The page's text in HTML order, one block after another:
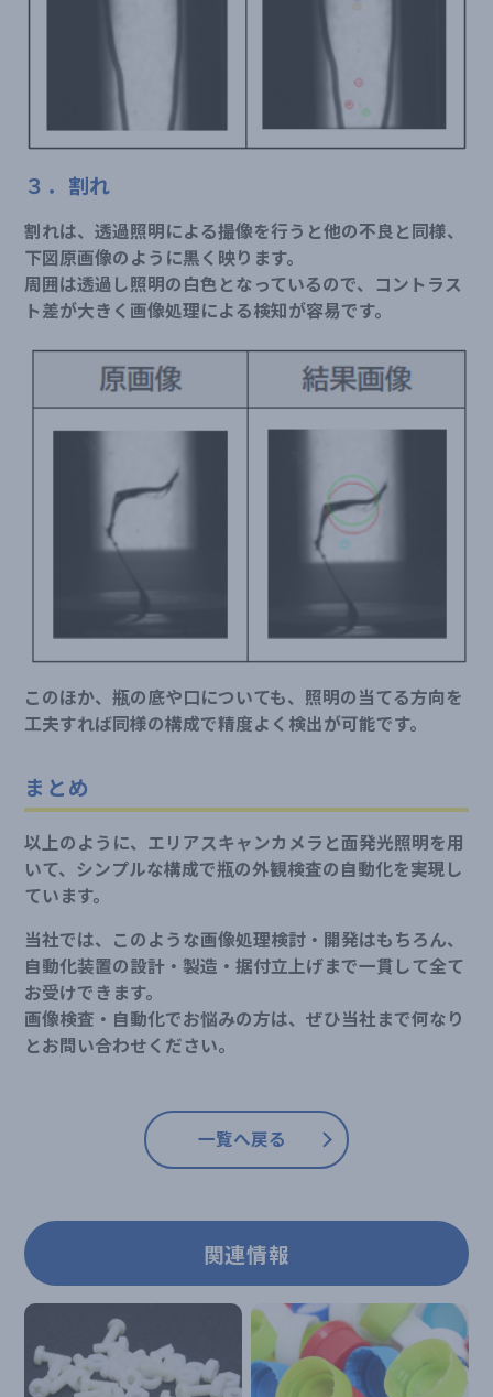
３．割れ
割れは、透過照明による撮像を行うと他の不良と同様、
下図原画像のように黒く映ります。
周囲は透過し照明の白色となっているので、コントラス
ト差が大きく画像処理による検知が容易です。
このほか、瓶の底や口についても、照明の当てる方向を
工夫すれば同様の構成で精度よく検出が可能です。
まとめ
以上のように、エリアスキャンカメラと面発光照明を用
いて、シンプルな構成で瓶の外観検査の自動化を実現し
ています。
当社では、このような画像処理検討・開発はもちろん、
自動化装置の設計・製造・据付立上げまで一貫して全て
お受けできます。
画像検査・自動化でお悩みの方は、ぜひ当社まで何なり
とお問い合わせください。
一覧へ戻る
関連情報